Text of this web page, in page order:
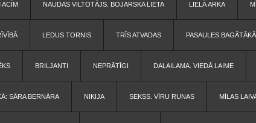
ACĪM NAUDAS VILTOTĀJS. BOJARSKA LIETA LIELĀ ARKA
LEDUS TORNIS TRĪS ATVADAS PASAULES
BRILJANTI NEPRĀTĪGI DALAILAMA. VIEDĀ LAIME
SĀRA BERNĀRA NIKIJA SEKSS. VĪRU RUNAS MĪLAS